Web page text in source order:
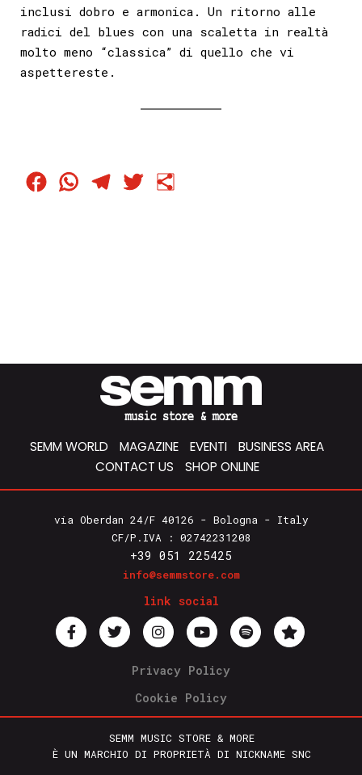
inclusi dobro e armonica. Un ritorno alle
radici del blues con una scaletta in realtà
molto meno “classica” di quello che vi
aspettereste.
Facebook
WhatsApp
Telegram
Twitter
SEMM WORLD MAGAZINE EVENTI
BUSINESS AREA
CONTACT US
SHOP ONLINE
via Oberdan 24/F 40126 - Bologna - Italy
CF/P.IVA : 02742231208
+39 051 225425
info@semmstore.com
link social
Privacy Policy
Cookie Policy
SEMM MUSIC STORE & MORE
È UN MARCHIO DI PROPRIETÀ DI NICKNAME SNC